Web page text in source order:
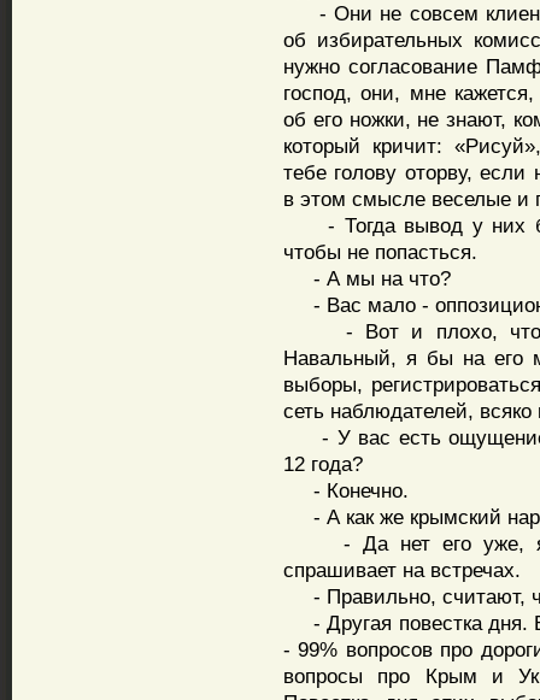
- Они не совсем
об избирательных
нужно согласование
господ, они, мне
об его ножки, не знают,
который кричит:
тебе голову оторву,
в этом смысле веселые и
- Тогда вывод у них
чтобы не попасться.
- А мы на что?
- Вас мало -
- Вот и плохо, что
Навальный, я бы на его
выборы,
сеть наблюдателей,
- У вас есть ощущение,
12 года?
- Конечно.
- А как же крымский
- Да нет его уже, я
спрашивает на встречах.
- Правильно, считают,
- Другая повестка дня.
- 99% вопросов про
вопросы про Крым и